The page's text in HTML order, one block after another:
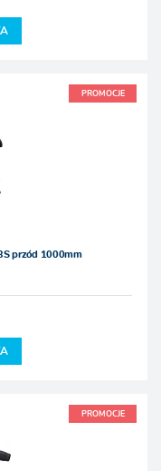
PROMOCJE
przód 1000mm
PROMOCJE